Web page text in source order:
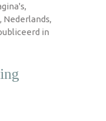
Nederlands,
in